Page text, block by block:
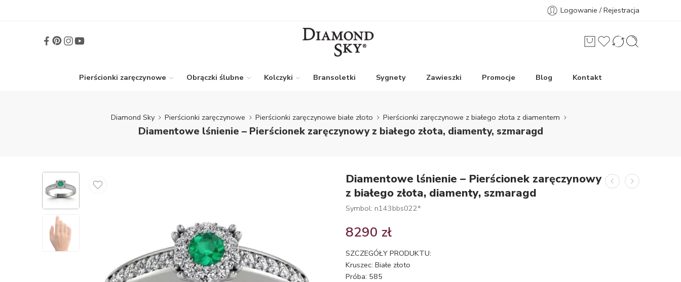
Logowanie / Rejestracja
Pierścionki zaręczynowe Obrączki ślubne Kolczyki Bransoletki Sygnety Zawieszki Promocje Blog Kontakt
Diamond Sky Pierścionki zaręczynowe Pierścionki zaręczynowe białe złoto Pierścionki zaręczynowe z białego złota z diamentem
Diamentowe lśnienie – Pierścionek zaręczynowy z białego złota, diamenty, szmaragd
Diamentowe lśnienie – Pierścionek zaręczynowy
z białego złota, diamenty, szmaragd
Symbol: n143bbs022*
8290 zł
SZCZEGÓŁY PRODUKTU:
Kruszec: Białe złoto
Próba: 585